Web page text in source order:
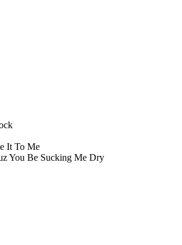
It To Me
You Be Sucking Me Dry